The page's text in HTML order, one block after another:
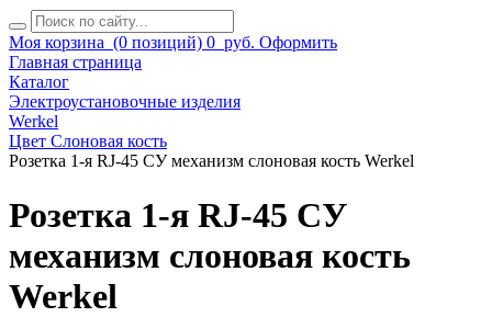
Моя корзина (0 позиций) 0 руб. Оформить
Главная страница
Каталог
Электроустановочные изделия
Werkel
Цвет Слоновая кость
Розетка 1-я RJ-45 СУ механизм слоновая кость Werkel
Розетка 1-я RJ-45 СУ
механизм слоновая кость
Werkel